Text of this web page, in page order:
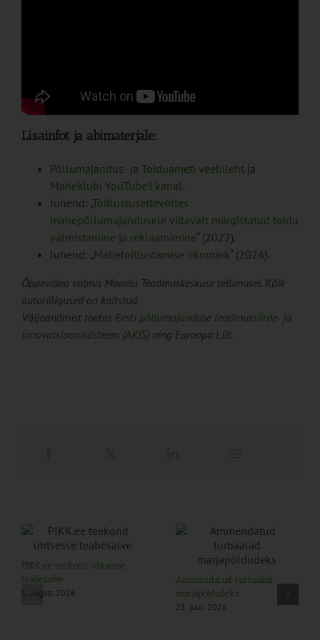
Lisainfot ja abimaterjale:
Põllumajandus- ja Toiduameti veebilehtja
Maheklubi YouTube’i kanal.
Juhend: „Toitlustusettevõttes
mahepõllumajandusele viitavalt märgistatud toidu
valmistamine ja reklaamimine“ (2022).
Juhend: „Mahetoitlustamise ökomärk“ (2024).
Õppevideo valmis Maaelu Teadmuskeskuse tellimusel. Kõik
autoriõigused on kaitstud.
Väljaandmist toetas Eesti põllumajanduse teadmussiirde- ja
innovatsioonisüsteem (AKIS) ning Euroopa Liit.
PIKK.ee teekond ühtsesse
teabesalve
1. august 2026
Ammendatud turbaalad
marjapõldudeks
25. juuli 2026